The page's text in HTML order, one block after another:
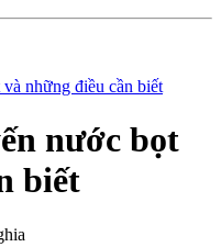
những điều cần biết
nước bọt
biết